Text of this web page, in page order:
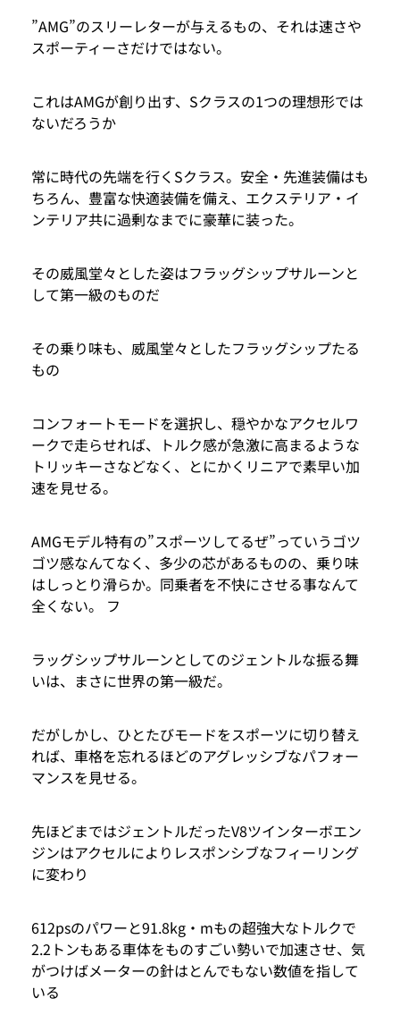
”AMG”のスリーレターが与えるもの、それは速さや
スポーティーさだけではない。
これはAMGが創り出す、Sクラスの1つの理想形では
ないだろうか
常に時代の先端を行くSクラス。安全・先進装備はも
ちろん、豊富な快適装備を備え、エクステリア・イ
ンテリア共に過剰なまでに豪華に装った。
その威風堂々とした姿はフラッグシップサルーンと
して第一級のものだ
その乗り味も、威風堂々としたフラッグシップたる
もの
コンフォートモードを選択し、穏やかなアクセルワ
ークで走らせれば、トルク感が急激に高まるような
トリッキーさなどなく、とにかくリニアで素早い加
速を見せる。
AMGモデル特有の”スポーツしてるぜ”っていうゴツ
ゴツ感なんてなく、多少の芯があるものの、乗り味
はしっとり滑らか。同乗者を不快にさせる事なんて
全くない。 フ
ラッグシップサルーンとしてのジェントルな振る舞
いは、まさに世界の第一級だ。
だがしかし、ひとたびモードをスポーツに切り替え
れば、車格を忘れるほどのアグレッシブなパフォー
マンスを見せる。
先ほどまではジェントルだったV8ツインターボエン
ジンはアクセルによりレスポンシブなフィーリング
に変わり
612psのパワーと91.8kg・mもの超強大なトルクで
2.2トンもある車体をものすごい勢いで加速させ、気
がつけばメーターの針はとんでもない数値を指して
いる